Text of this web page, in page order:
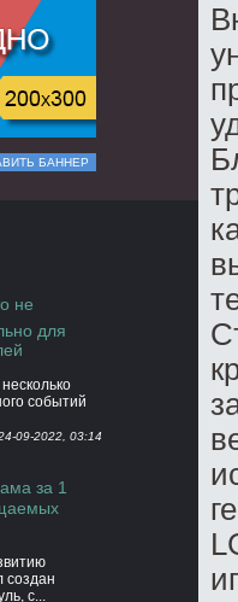
БАННЕР
не
для
событий
09-2022, 03:14
за 1
создан
с...